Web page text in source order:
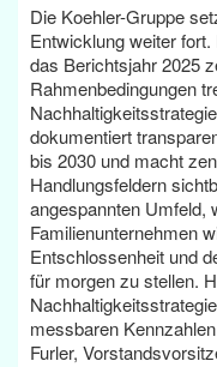
Die Koehler-Gruppe
Entwicklung weiter
das Berichtsjahr 2025
Rahmenbedingungen
dokumentiert
bis 2030 und macht
Handlungsfeldern
angespannten Umfeld,
Familienunternehmen
Entschlossenheit und
für morgen zu stellen.
messbaren
Furler,